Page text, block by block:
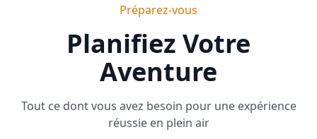
Préparez-vous
Planifiez Votre
Aventure
Tout ce dont vous avez besoin pour une expérience
réussie en plein air